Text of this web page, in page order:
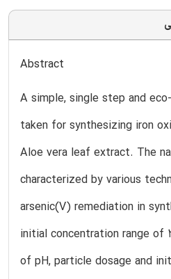
Abstract
A simple, single step and
taken for synthesizing iron
Aloe vera leaf extract. The
characterized by various
arsenic(V) remediation in
initial concentration range
of pH, particle dosage and